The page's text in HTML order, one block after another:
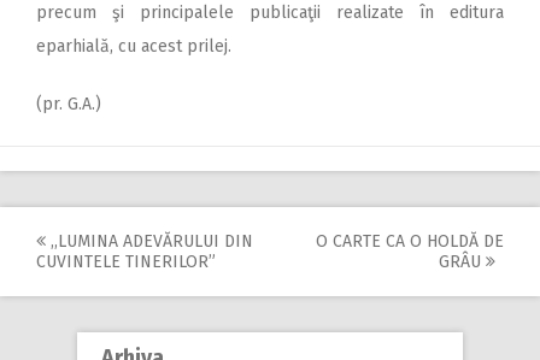
precum şi principalele publicaţii realizate în editura
eparhială, cu acest prilej.
(pr. G.A.)
Post
navigation
,,LUMINA ADEVĂRULUI DIN
CUVINTELE TINERILOR”
O CARTE CA O HOLDĂ DE
GRÂU